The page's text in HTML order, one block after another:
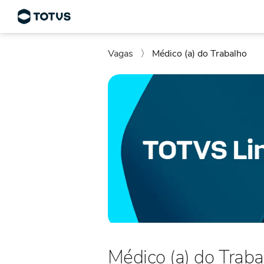
Vagas 〉 Médico (a) do Trabalho
Médico (a) do